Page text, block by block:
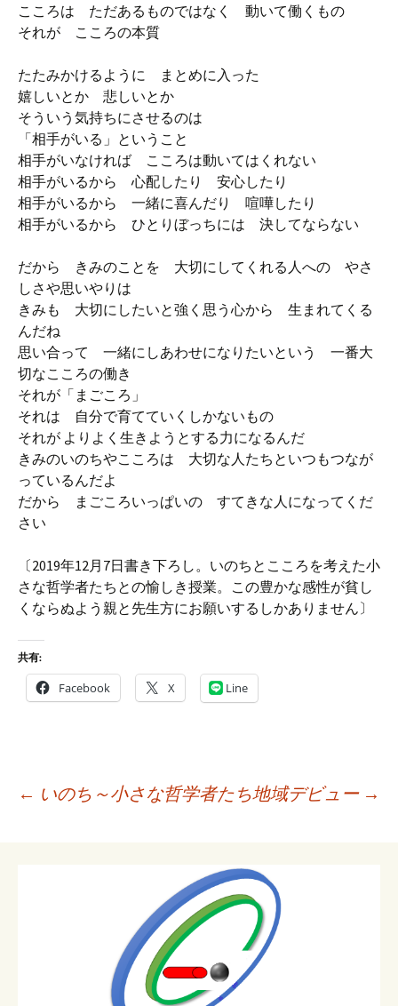
こころは ただあるものではなく 動いて働くもの
それが こころの本質
たたみかけるように まとめに入った
嬉しいとか 悲しいとか
そういう気持ちにさせるのは
「相手がいる」ということ
相手がいなければ こころは動いてはくれない
相手がいるから 心配したり 安心したり
相手がいるから 一緒に喜んだり 喧嘩したり
相手がいるから ひとりぼっちには 決してならない
だから きみのことを 大切にしてくれる人への やさ
しさや思いやりは
きみも 大切にしたいと強く思う心から 生まれてくる
んだね
思い合って 一緒にしあわせになりたいという 一番大
切なこころの働き
それが「まごころ」
それは 自分で育てていくしかないもの
それが よりよく生きようとする力になるんだ
きみのいのちやこころは 大切な人たちといつもつなが
っているんだよ
だから まごころいっぱいの すてきな人になってくだ
さい
〔2019年12月7日書き下ろし。いのちとこころを考えた小
さな哲学者たちとの愉しき授業。この豊かな感性が貧し
くならぬよう親と先生方にお願いするしかありません〕
共有:
Facebook X Line
← いのち～小さな哲学者たち地域デビュー →